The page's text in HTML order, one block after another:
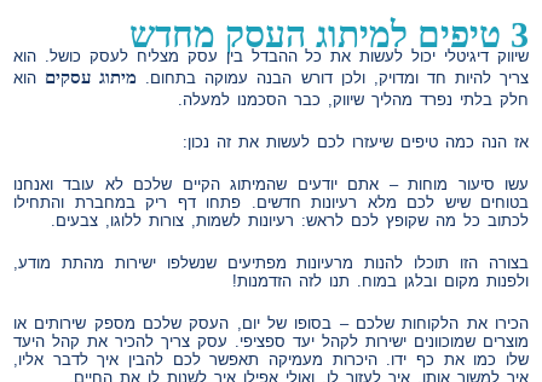
3 טיפים למיתוג העסק מחדש
שיווק דיגיטלי יכול לעשות את כל ההבדל בין עסק מצליח לעסק כושל. הוא
צריך להיות חד ומדויק, ולכן דורש הבנה עמוקה בתחום. מיתוג עסקים הוא
חלק בלתי נפרד מהליך שיווק, כבר הסכמנו למעלה.
אז הנה כמה טיפים שיעזרו לכם לעשות את זה נכון:
עשו סיעור מוחות – אתם יודעים שהמיתוג הקיים שלכם לא עובד ואנחנו
בטוחים שיש לכם מלא רעיונות חדשים. פתחו דף ריק במחברת והתחילו
לכתוב כל מה שקופץ לכם לראש: רעיונות לשמות, צורות ללוגו, צבעים.
בצורה הזו תוכלו להנות מרעיונות מפתיעים שנשלפו ישירות מהתת מודע,
ולפנות מקום ובלגן במוח. תנו לזה הזדמנות!
הכירו את הלקוחות שלכם – בסופו של יום, העסק שלכם מספק שירותים או
מוצרים שמוכוונים ישירות לקהל יעד ספציפי. עסק צריך להכיר את קהל היעד
שלו כמו את כף ידו. היכרות מעמיקה תאפשר לכם להבין איך לדבר אליו,
איך למשוך אותו, איך לעזור לו, ואולי אפילו איך לשנות לו את החיים.